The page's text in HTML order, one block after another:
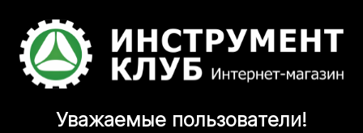
Уважаемые пользователи!